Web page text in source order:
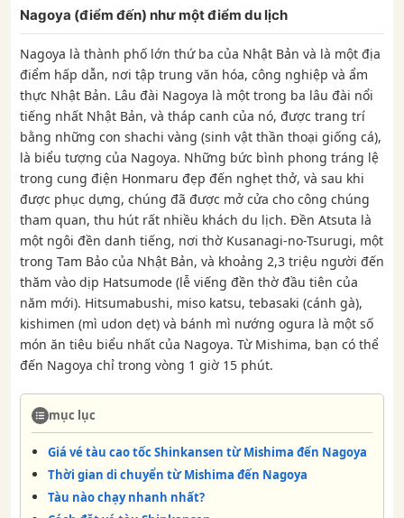
Nagoya (điểm đến) như một điểm du lịch
Nagoya là thành phố lớn thứ ba của Nhật Bản và là một địa
điểm hấp dẫn, nơi tập trung văn hóa, công nghiệp và ẩm
thực Nhật Bản. Lâu đài Nagoya là một trong ba lâu đài nổi
tiếng nhất Nhật Bản, và tháp canh của nó, được trang trí
bằng những con shachi vàng (sinh vật thần thoại giống cá),
là biểu tượng của Nagoya. Những bức bình phong tráng lệ
trong cung điện Honmaru đẹp đến nghẹt thở, và sau khi
được phục dựng, chúng đã được mở cửa cho công chúng
tham quan, thu hút rất nhiều khách du lịch. Đền Atsuta là
một ngôi đền danh tiếng, nơi thờ Kusanagi-no-Tsurugi, một
trong Tam Bảo của Nhật Bản, và khoảng 2,3 triệu người đến
thăm vào dịp Hatsumode (lễ viếng đền thờ đầu tiên của
năm mới). Hitsumabushi, miso katsu, tebasaki (cánh gà),
kishimen (mì udon dẹt) và bánh mì nướng ogura là một số
món ăn tiêu biểu nhất của Nagoya. Từ Mishima, bạn có thể
đến Nagoya chỉ trong vòng 1 giờ 15 phút.
mục lục
Giá vé tàu cao tốc Shinkansen từ Mishima đến Nagoya
Thời gian di chuyển từ Mishima đến Nagoya
Tàu nào chạy nhanh nhất?